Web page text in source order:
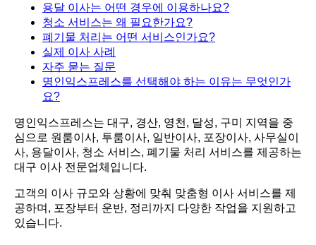
용달 이사는 어떤 경우에 이용하나요?
청소 서비스는 왜 필요한가요?
폐기물 처리는 어떤 서비스인가요?
실제 이사 사례
자주 묻는 질문
명인익스프레스를 선택해야 하는 이유는 무엇인가
요?
명인익스프레스는 대구, 경산, 영천, 달성, 구미 지역을 중
심으로 원룸이사, 투룸이사, 일반이사, 포장이사, 사무실이
사, 용달이사, 청소 서비스, 폐기물 처리 서비스를 제공하는
대구 이사 전문업체입니다.
고객의 이사 규모와 상황에 맞춰 맞춤형 이사 서비스를 제
공하며, 포장부터 운반, 정리까지 다양한 작업을 지원하고
있습니다.